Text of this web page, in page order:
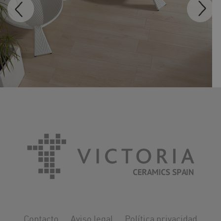
Contacto Aviso legal Política privacidad